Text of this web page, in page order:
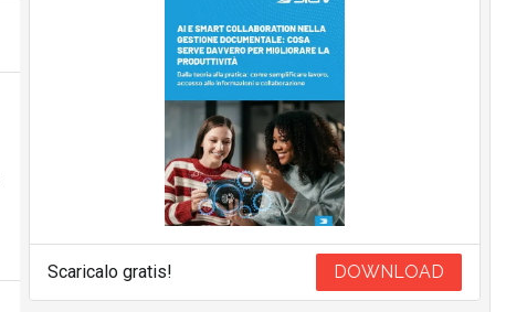
Scaricalo gratis! DOWNLOAD